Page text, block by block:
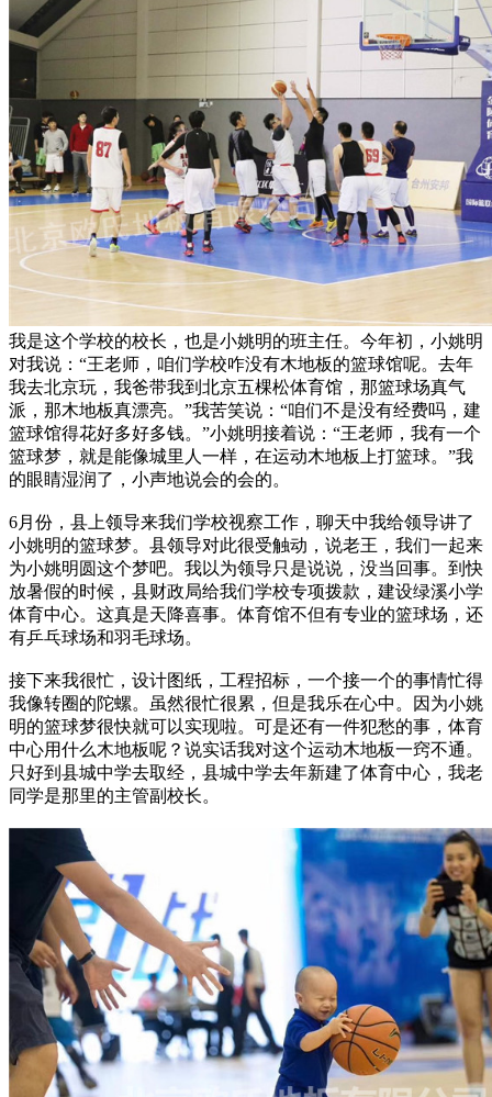
我是这个学校的校长，也是小姚明的班主任。今年初，小姚明
对我说：“王老师，咱们学校咋没有木地板的篮球馆呢。去年
我去北京玩，我爸带我到北京五棵松体育馆，那篮球场真气
派，那木地板真漂亮。”我苦笑说：“咱们不是没有经费吗，建
篮球馆得花好多好多钱。”小姚明接着说：“王老师，我有一个
篮球梦，就是能像城里人一样，在运动木地板上打篮球。”我
的眼睛湿润了，小声地说会的会的。
6月份，县上领导来我们学校视察工作，聊天中我给领导讲了
小姚明的篮球梦。县领导对此很受触动，说老王，我们一起来
为小姚明圆这个梦吧。我以为领导只是说说，没当回事。到快
放暑假的时候，县财政局给我们学校专项拨款，建设绿溪小学
体育中心。这真是天降喜事。体育馆不但有专业的篮球场，还
有乒乓球场和羽毛球场。
接下来我很忙，设计图纸，工程招标，一个接一个的事情忙得
我像转圈的陀螺。虽然很忙很累，但是我乐在心中。因为小姚
明的篮球梦很快就可以实现啦。可是还有一件犯愁的事，体育
中心用什么木地板呢？说实话我对这个运动木地板一窍不通。
只好到县城中学去取经，县城中学去年新建了体育中心，我老
同学是那里的主管副校长。